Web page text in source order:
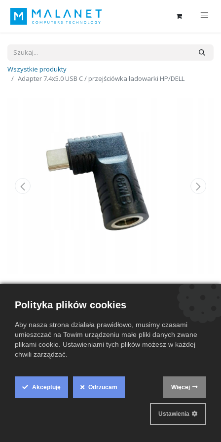
Wszystkie produkty
Adapter 7.4x5.0 USB C / przejściówka ładowarki HP/DELL
Adapter 7.4x5.0 USB C / przejściówka
ładowarki HP/DELL
(0 przegląd)
29,00zł
Dodaj do koszyka
Cookie
Polityka plików cookies
Aby nasza strona działała prawidłowo, musimy czasami
umieszczać na Towim urządzeniu małe pliki danych zwane
plikami cookie. Ustawieniami tych plików możesz w każdej
chwili zarządzać.
Akceptuję Odrzucam Więcej
Ustawienia